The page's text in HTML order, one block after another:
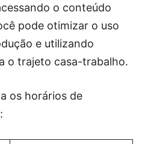
o conteúdo
pode otimizar o uso
e utilizando
o trajeto casa-trabalho.
os horários de